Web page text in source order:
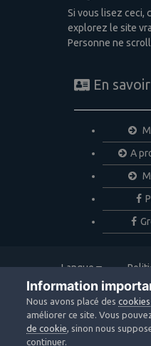
Si vous lisez ceci,
explorez le site
Personne ne
En
A
Langue
Nous
Copyright
Powered by
Information
Nous avons placé descookies
améliorer ce site. Vous
de cookie, sinon nous
continuer.